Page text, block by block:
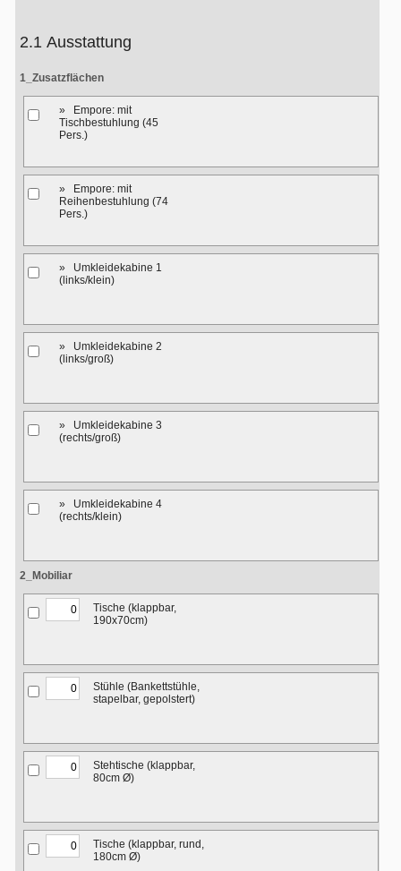
2.1 Ausstattung
1_Zusatzflächen
» Empore: mit
Tischbestuhlung (45
Pers.)
» Empore: mit
Reihenbestuhlung (74
Pers.)
» Umkleidekabine 1
(links/klein)
» Umkleidekabine 2
(links/groß)
» Umkleidekabine 3
(rechts/groß)
» Umkleidekabine 4
(rechts/klein)
2_Mobiliar
Tische (klappbar,
190x70cm)
Stühle (Bankettstühle,
stapelbar, gepolstert)
Stehtische (klappbar,
80cm Ø)
Tische (klappbar, rund,
180cm Ø)